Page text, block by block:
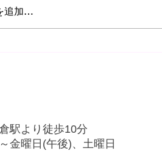
追加…
駅より徒歩10分
～金曜日(午後)、土曜日